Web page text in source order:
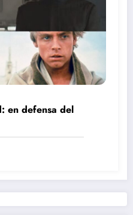
en defensa del